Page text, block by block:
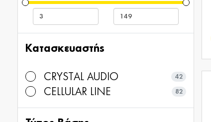
Κατασκευαστής
CRYSTAL AUDIO 42
CELLULAR LINE 82